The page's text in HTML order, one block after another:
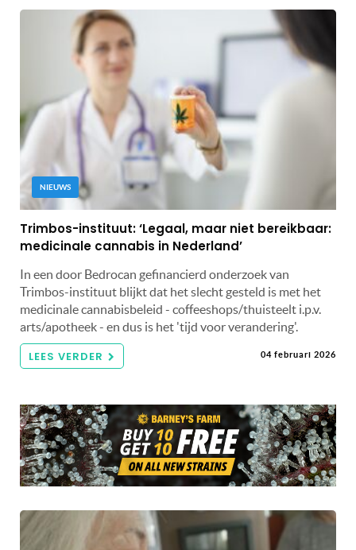
NIEUWS
Trimbos-instituut: ‘Legaal, maar niet bereikbaar:
medicinale cannabis in Nederland’
In een door Bedrocan gefinancierd onderzoek van
Trimbos-instituut blijkt dat het slecht gesteld is met het
medicinale cannabisbeleid - coffeeshops/thuisteelt i.p.v.
arts/apotheek - en dus is het 'tijd voor verandering'.
LEES VERDER 04 februari 2026